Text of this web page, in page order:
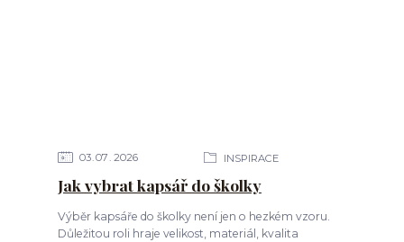
03 07 2026 INSPIRACE
Jak vybrat kapsář do školky
Výběr kapsáře do školky není jen o hezkém vzoru.
Důležitou roli hraje velikost, materiál, kvalita